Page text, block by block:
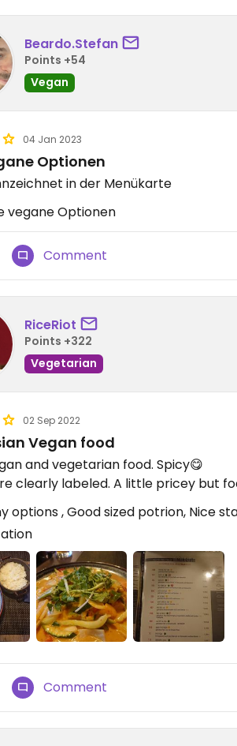
Beardo.Stefan
Points +54
Vegan
04 Jan 2023
Optionen
in der Menükarte
vegane Optionen
Comment
RiceRiot
Points +322
Vegetarian
02 Sep 2022
Vegan food
and vegetarian food. Spicy😋
clearly labeled. A little pricey but
options , Good sized potrion, Nice
Comment